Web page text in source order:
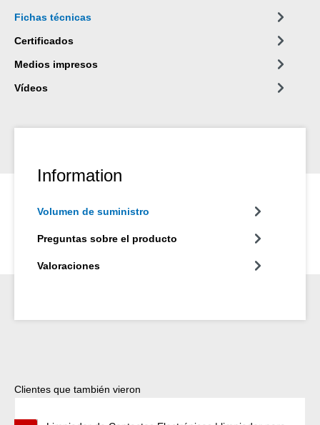
Fichas técnicas
Certificados
Medios impresos
Vídeos
Information
Volumen de suministro
Preguntas sobre el producto
Valoraciones
Omitir la galería de productos
Clientes que también vieron